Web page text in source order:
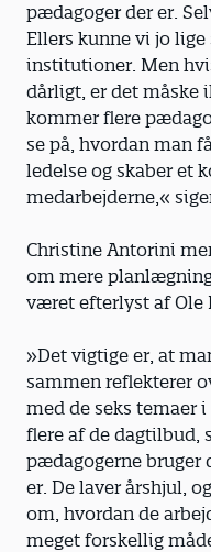
pædagoger der er.
Ellers kunne vi jo
institutioner. Men
dårligt, er det måske
kommer flere
se på, hvordan man
ledelse og skaber et
medarbejderne,«
Christine Antorini
om mere
været efterlyst af Ole
»Det vigtige er, at
sammen reflekterer
med de seks temaer
flere af de dagtilbud,
pædagogerne
er. De laver årshjul,
om, hvordan de
meget forskellig